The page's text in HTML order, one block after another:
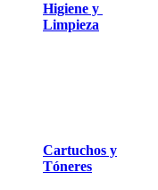
Higiene y
Limpieza
Cartuchos y
Tóneres